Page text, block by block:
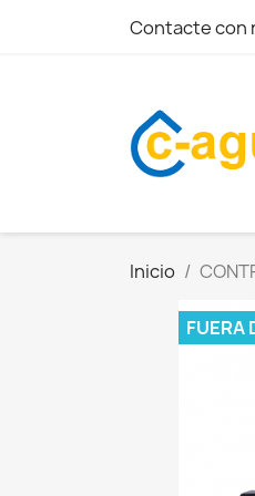
Contacte con
Inicio
FUERA